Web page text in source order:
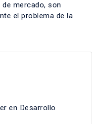
mercado, son
el problema de la
en Desarrollo